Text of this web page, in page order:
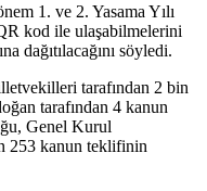
1. ve 2. Yasama Yılı
kod ile ulaşabilmelerini
dağıtılacağını söyledi.
tarafından 2 bin
tarafından 4 kanun
Genel Kurul
253 kanun teklifinin